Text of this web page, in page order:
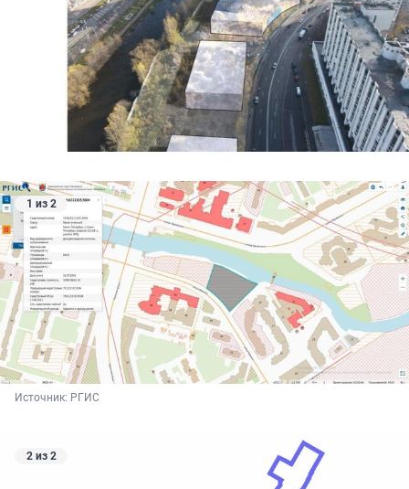
1 из 2
Источник: РГИС
2 из 2